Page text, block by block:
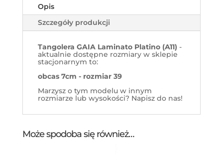
Opis
Szczegóły produkcji
Tangolera GAIA Laminato Platino (A11) -
aktualnie dostępne rozmiary w sklepie
stacjonarnym to:
obcas 7cm - rozmiar 39
Marzysz o tym modelu w innym
rozmiarze lub wysokości? Napisz do nas!
Może spodoba się również…